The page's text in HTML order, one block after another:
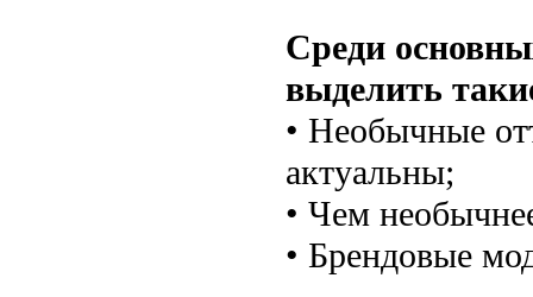
Среди
выделить
• Необычные
актуальны;
• Чем
• Брендовые